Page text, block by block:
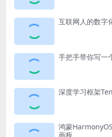
互联网人的数字
手把手带你写
深度学习框架
鸿蒙
画板